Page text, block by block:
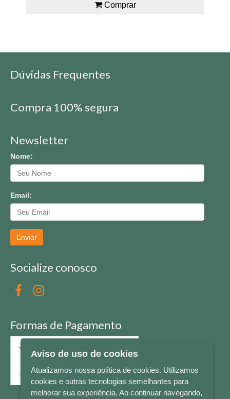
Comprar
Dúvidas Frequentes
Compra 100% segura
Newsletter
Nome:
Email:
Enviar
Socialize conosco
Formas de Pagamento
Aviso de uso de cookies
Atualizamos nossa política de cookies. Utilizamos
cookies e outras tecnologias semelhantes para
melhorar sua experiência. Ao continuar navegando,